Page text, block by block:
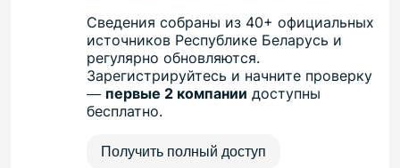
Сведения собраны из 40+ официальных
источников Республике Беларусь и
регулярно обновляются.
Зарегистрируйтесь и начните проверку
— первые 2 компании доступны
бесплатно.
Получить полный доступ